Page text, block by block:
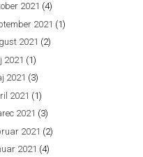
2021 (4)
2021 (1)
2021 (2)
2021 (1)
2021 (3)
2021 (1)
2021 (3)
2021 (2)
2021 (4)